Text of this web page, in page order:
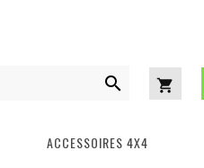

ACCESSOIRES 4X4